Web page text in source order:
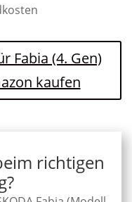
Fabia (4. Gen)
kaufen
richtigen